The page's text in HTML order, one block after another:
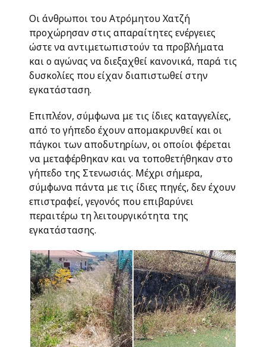
Οι άνθρωποι του Ατρόμητου Χατζή
προχώρησαν στις απαραίτητες ενέργειες
ώστε να αντιμετωπιστούν τα προβλήματα
και ο αγώνας να διεξαχθεί κανονικά, παρά τις
δυσκολίες που είχαν διαπιστωθεί στην
εγκατάσταση.
Επιπλέον, σύμφωνα με τις ίδιες καταγγελίες,
από το γήπεδο έχουν απομακρυνθεί και οι
πάγκοι των αποδυτηρίων, οι οποίοι φέρεται
να μεταφέρθηκαν και να τοποθετήθηκαν στο
γήπεδο της Στενωσιάς. Μέχρι σήμερα,
σύμφωνα πάντα με τις ίδιες πηγές, δεν έχουν
επιστραφεί, γεγονός που επιβαρύνει
περαιτέρω τη λειτουργικότητα της
εγκατάστασης.